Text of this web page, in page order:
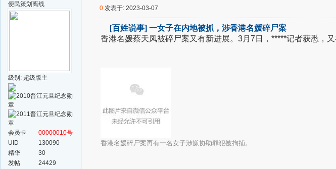
便民策划 离线
级别: 超级版主
会员卡
00000010号
UID
130090
精华
30
发帖
24429
0 发表于: 2023-03-07
[百姓说事] 一女子在内地被抓，涉​香港名媛碎尸案
香港名媛蔡天凤被碎尸案又有新进展。3月7日，*****记者获悉，
香港名媛碎尸案再有一名女子涉嫌协助罪犯被拘捕。